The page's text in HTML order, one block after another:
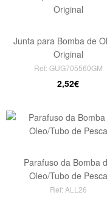
Junta para Bomba de
Original
Ref: GUG705560GM
2,52€
Parafuso da Bomba
Oleo/Tubo de Pesca
Ref: ALL26